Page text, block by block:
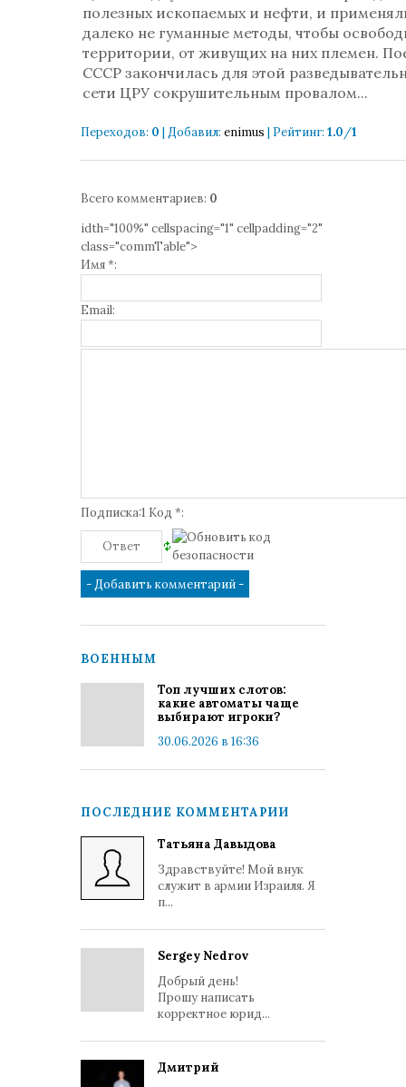
полезных ископаемых и нефти, и
далеко не гуманные методы, чтобы
территории, от живущих на них племен.
СССР закончилась для этой
сети ЦРУ сокрушительным провалом...
Переходов: 0 | Добавил: enimus | Рейтинг: 1.0/1
Всего комментариев: 0
idth="100%" cellspacing="1" cellpadding="2"
class="commTable">
Имя *:
Email:
Подписка:1 Код *:
ВОЕННЫМ
Топ лучших слотов:
какие автоматы чаще
выбирают игроки?
30.06.2026 в 16:36
ПОСЛЕДНИЕ КОММЕНТАРИИ
Татьяна Давыдова
Здравствуйте! Мой внук
служит в армии Израиля. Я
п...
Sergey Nedrov
Добрый день!
Прошу написать
корректное юрид...
Дмитрий